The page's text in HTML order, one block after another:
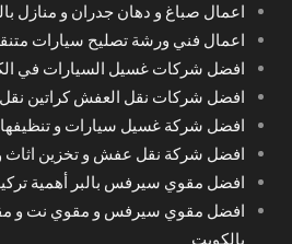
اعمال صباغ و دهان جدران و منازل
اعمال فني ورشة تصليح سيارات
افضل شركات غسيل السيارات في
افضل شركات نقل العفش كراتين
افضل شركة غسيل سيارات و
افضل شركة نقل عفش و تخزين اثاث
افضل مقوي سيرفس بالبر أهمية
افضل مقوي سيرفس و مقوي نت و
بالكويت